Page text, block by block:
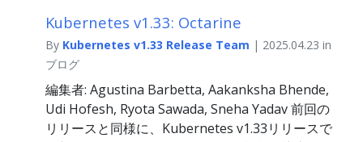
Kubernetes v1.33: Octarine
By Kubernetes v1.33 Release Team | 2025.04.23 in
ブログ
編集者: Agustina Barbetta, Aakanksha Bhende,
Udi Hofesh, Ryota Sawada, Sneha Yadav 前回の
リリースと同様に、Kubernetes v1.33リリースで